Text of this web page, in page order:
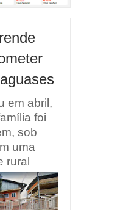
em abril,
foi
sob
uma
rural